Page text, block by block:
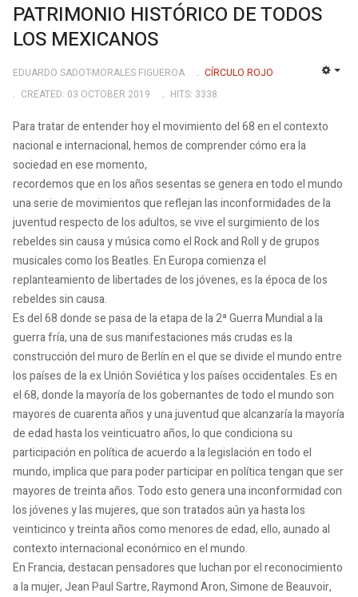
PATRIMONIO HISTÓRICO DE TODOS
LOS MEXICANOS
EDUARDO SADOT-MORALES FIGUEROA
CÍRCULO ROJO
CREATED: 03 OCTOBER 2019
HITS: 3338
Para tratar de entender hoy el movimiento del 68 en el contexto
nacional e internacional, hemos de comprender cómo era la
sociedad en ese momento,
recordemos que en los años sesentas se genera en todo el mundo
una serie de movimientos que reflejan las inconformidades de la
juventud respecto de los adultos, se vive el surgimiento de los
rebeldes sin causa y música como el Rock and Roll y de grupos
musicales como los Beatles. En Europa comienza el
replanteamiento de libertades de los jóvenes, es la época de los
rebeldes sin causa.
Es del 68 donde se pasa de la etapa de la 2ª Guerra Mundial a la
guerra fría, una de sus manifestaciones más crudas es la
construcción del muro de Berlín en el que se divide el mundo entre
los países de la ex Unión Soviética y los países occidentales. Es en
el 68, donde la mayoría de los gobernantes de todo el mundo son
mayores de cuarenta años y una juventud que alcanzaría la mayoría
de edad hasta los veinticuatro años, lo que condiciona su
participación en política de acuerdo a la legislación en todo el
mundo, implica que para poder participar en política tengan que ser
mayores de treinta años. Todo esto genera una inconformidad con
los jóvenes y las mujeres, que son tratados aún ya hasta los
veinticinco y treinta años como menores de edad, ello, aunado al
contexto internacional económico en el mundo.
En Francia, destacan pensadores que luchan por el reconocimiento
a la mujer, Jean Paul Sartre, Raymond Aron, Simone de Beauvoir,